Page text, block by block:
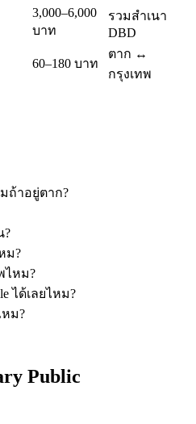
3,000–6,000
บาท
รวมสำเนา
DBD
60–180 บาท
ตาก ↔
กรุงเทพ
ถ้าอยู่ตาก?
?
ม?
ไหม?
ได้เลยไหม?
หม?
Public